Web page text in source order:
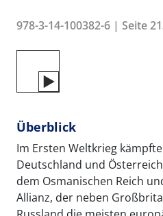
978-3-14-100382-6 | Seite
Überblick
Im Ersten Weltkrieg
Deutschland und
dem Osmanischen Reich
Allianz, der neben